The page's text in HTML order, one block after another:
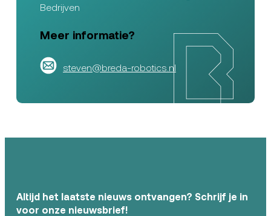
Bedrijven
Meer informatie?
steven@breda-robotics.nl
Altijd het laatste nieuws ontvangen? Schrijf je in
voor onze nieuwsbrief!